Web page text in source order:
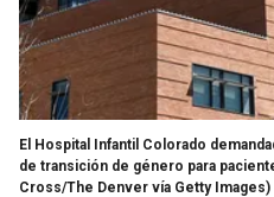
El Hospital Infantil Colorado
de transición de género para
Cross/The Denver vía Getty Images)